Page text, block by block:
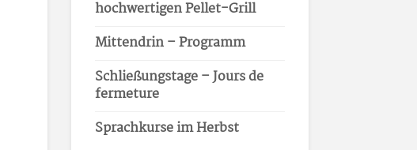
hochwertigen Pellet-Grill
Mittendrin – Programm
Schließungstage – Jours de
fermeture
Sprachkurse im Herbst